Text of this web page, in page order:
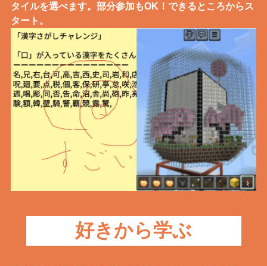
タイルを選べます。部分参加もOK！できるところからス
タート。
好きから学ぶ